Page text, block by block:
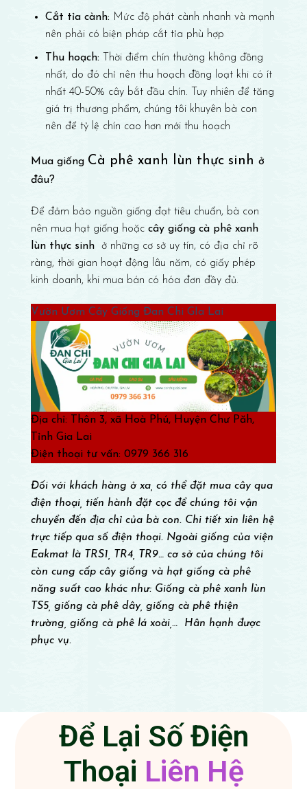
Cắt tỉa cành: Mức độ phát cành nhanh và mạnh
nên phải có biện pháp cắt tỉa phù hợp
Thu hoạch: Thời điểm chín thường không đồng
nhất, do đó chỉ nên thu hoạch đồng loạt khi có ít
nhất 40-50% cây bắt đầu chín. Tuy nhiên để tăng
giá trị thương phẩm, chúng tôi khuyên bà con
nên để tỷ lệ chín cao hơn mới thu hoạch
Mua giống Cà phê xanh lùn thực sinh ở
đâu?
Để đảm bảo nguồn giống đạt tiêu chuẩn, bà con
nên mua hạt giống hoặc cây giống cà phê xanh
lùn thực sinh
ở những cơ sở uy tín, có địa chỉ rõ
ràng, thời gian hoạt động lâu năm, có giấy phép
kinh doanh, khi mua bán có hóa đơn đầy đủ.
Vườn Ươm Cây Giống Đan Chi GIa Lai
Địa chỉ: Thôn 3, xã Hoà Phú, Huyện Chư Păh,
Tỉnh Gia Lai
Điện thoại tư vấn: 0979 366 316
Đối với khách hàng ở xa, có thể đặt mua cây qua
điện thoại, tiến hành đặt cọc để chúng tôi vận
chuyển đến địa chỉ của bà con. Chi tiết xin liên hệ
trực tiếp qua số điện thoại. Ngoài giống của viện
Eakmat là TRS1, TR4, TR9… cơ sở của chúng tôi
còn cung cấp cây giống và hạt giống cà phê
năng suất cao khác như: Giống cà phê xanh lùn
TS5, giống cà phê dây, giống cà phê thiện
trường, giống cà phê lá xoài,… Hân hạnh được
phục vụ.
Để Lại Số Điện
Thoại Liên Hệ